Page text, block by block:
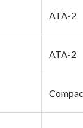
ATA-2
ATA-2